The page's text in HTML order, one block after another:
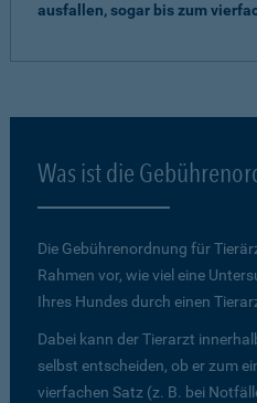
ausfallen, sogar bis zum
Was ist die
Die Gebührenordnung für
Rahmen vor, wie viel eine
Ihres Hundes durch einen
Dabei kann der Tierarzt
selbst entscheiden, ob er zum
vierfachen Satz (z. B. bei